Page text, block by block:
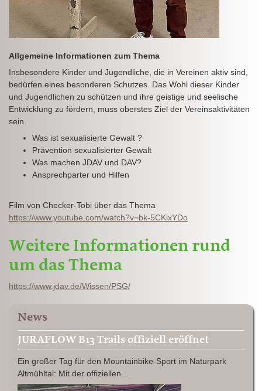
Allgemeine Informationen zum Thema
Insbesondere Kinder und Jugendliche, die in Vereinen aktiv sind,
bedürfen eines besonderen Schutzes. Das Wohl dieser Kinder
und Jugendlichen zu schützen und ihre geistige und seelische
Entwicklung zu fördern, muss oberstes Ziel der Vereinsaktivitäten
sein.
Was ist sexualisierte Gewalt ?
Prävention sexualisierter Gewalt
Was machen JDAV und DAV?
Ansprechparter und Hilfen
Film von Checker-Tobi über das Thema
https://www.youtube.com/watch?v=bk-5CKixYDo
Weitere Informationen rund
um das Thema
https://www.jdav.de/Wissen/PSG/
News
JURAFLOW B13 Trails offiziell eröffnet
Ein großer Tag für den Mountainbike-Sport im Naturpark
Altmühltal: Mit der offiziellen…